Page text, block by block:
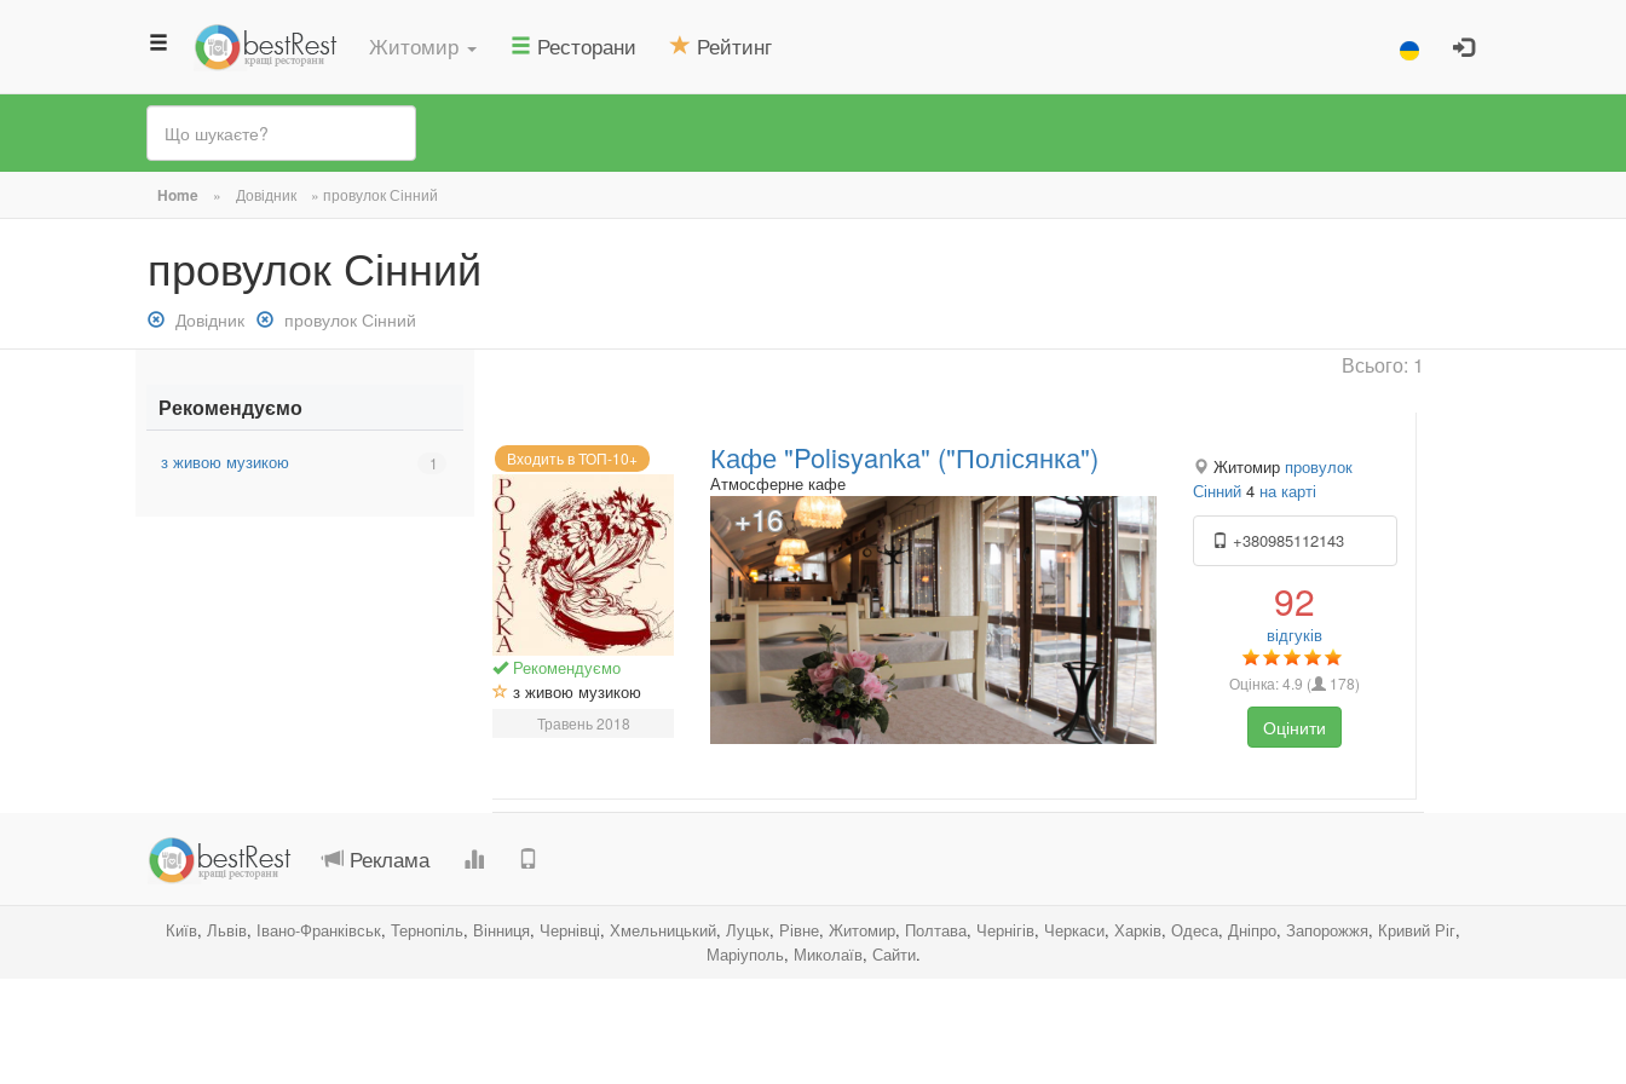
Житомир Ресторани Рейтинг
Ви
є
тут
Home » Довідник » провулок Сінний
провулок Сінний
Зняти
фільтр:
Довідник
Зняти
фільтр:
Сінний
провулок Сінний
Рекомендуємо
з живою музикою 1
Всього: 1
Входить в ТОП-10+
Рекомендуємо
з живою музикою
Травень 2018
Кафе "Polisyanka" ("Полісянка")
Атмосферне кафе
+16
Житомир провулок
Сінний4 на карті
+380985112143
92
відгуків
Оцінка:4.9 ( 178)
Оцінити
Реклама
Київ, Львів, Івано-Франківськ, Тернопіль, Вінниця, Чернівці, Хмельницький, Луцьк, Рівне, Житомир, Полтава, Чернігів, Черкаси, Харків, Одеса, Дніпро, Запорожжя, Кривий Ріг,
Маріуполь, Миколаїв, Сайти.